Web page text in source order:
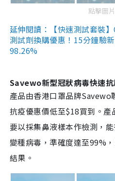
點擊圖
延伸閱讀：【快速測試套裝
測試劑換購優惠！15分鐘驗
98.26%
Savewo新型冠狀病毒快速
產品由香港口罩品牌Savewo
抗疫優惠價低至$18買到。產
要以採集鼻液樣本作檢測，
變種病毒，準確度達至99%
結果。